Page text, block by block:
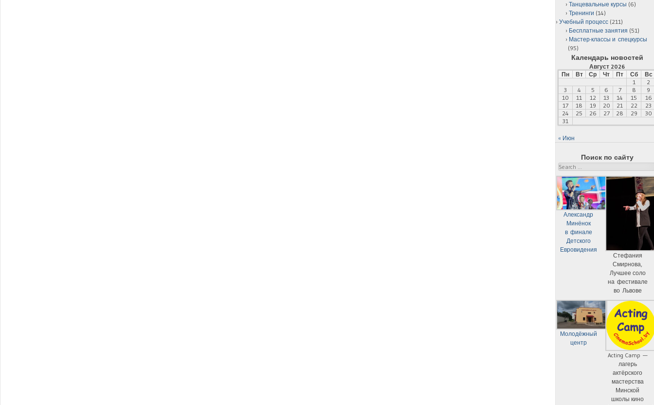
Танцевальные курсы (6)
Тренинги (14)
Учебный процесс (211)
Бесплатные занятия (51)
Мастер-классы и спецкурсы
(95)
Календарь новостей
Август 2026
Пн
Вт Ср Чт Пт Сб
Вс
1
2
3
4 5 6 7 8
9
10
11 12 13 14 15
16
17
18 19 20 21 22
23
24
25 26 27 28 29
30
31
« Июн
Поиск по сайту
Search
Александр
Минёнок
в финале
Детского
Евровидения
Стефания
Смирнова,
Лучшее соло
на фестивале
во Львове
Молодёжный
центр
Acting Camp —
лагерь
актёрского
мастерства
Минской
школы кино